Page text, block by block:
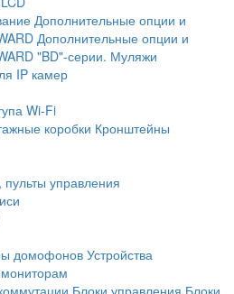
Дополнительные опции и
Дополнительные опции и
"BD"-серии. Муляжи
IP камер
Wi-Fi
коробки Кронштейны
управления
домофоновУстройства